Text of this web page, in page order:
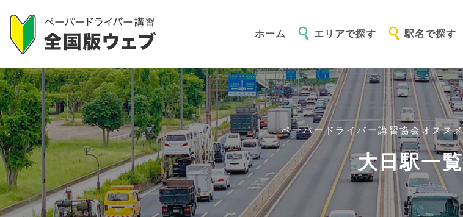
ホーム エリアで探す 駅名で探す
ペーパードライバー講習協会オスス
大日駅一覧